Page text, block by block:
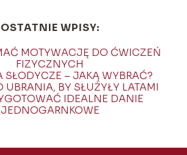
OSTATNIE WPISY:
MOTYWACJĘ DO ĆWICZEŃ
FIZYCZNYCH
SŁODYCZE – JAKĄ WYBRAĆ?
UBRANIA, BY SŁUŻYŁY LATAMI
IDEALNE DANIE
JEDNOGARNKOWE